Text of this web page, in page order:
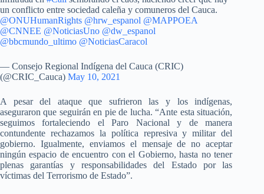
un conflicto entre sociedad caleña y comuneros del Cauca.
@ONUHumanRights @hrw_espanol @MAPPOEA
@CNNEE @NoticiasUno @dw_espanol
@bbcmundo_ultimo @NoticiasCaracol
— Consejo Regional Indígena del Cauca (CRIC)
(@CRIC_Cauca) May 10, 2021
A pesar del ataque que sufrieron las y los indígenas,
aseguraron que seguirán en pie de lucha. “Ante esta situación,
seguimos fortaleciendo el Paro Nacional y de manera
contundente rechazamos la política represiva y militar del
gobierno. Igualmente, enviamos el mensaje de no aceptar
ningún espacio de encuentro con el Gobierno, hasta no tener
plenas garantías y responsabilidades del Estado por las
víctimas del Terrorismo de Estado”.